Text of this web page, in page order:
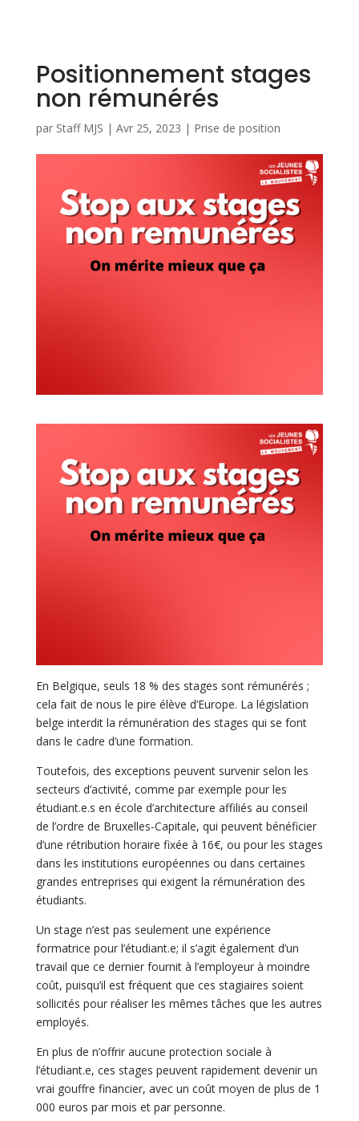
Positionnement stages
non rémunérés
par Staff MJS | Avr 25, 2023 | Prise de position
En Belgique, seuls 18 % des stages sont rémunérés ;
cela fait de nous le pire élève d’Europe. La législation
belge interdit la rémunération des stages qui se font
dans le cadre d’une formation.
Toutefois, des exceptions peuvent survenir selon les
secteurs d’activité, comme par exemple pour les
étudiant.e.s en école d’architecture affiliés au conseil
de l’ordre de Bruxelles-Capitale, qui peuvent bénéficier
d’une rétribution horaire fixée à 16€, ou pour les stages
dans les institutions européennes ou dans certaines
grandes entreprises qui exigent la rémunération des
étudiants.
Un stage n’est pas seulement une expérience
formatrice pour l’étudiant.e; il s’agit également d’un
travail que ce dernier fournit à l’employeur à moindre
coût, puisqu’il est fréquent que ces stagiaires soient
sollicités pour réaliser les mêmes tâches que les autres
employés.
En plus de n’offrir aucune protection sociale à
l’étudiant.e, ces stages peuvent rapidement devenir un
vrai gouffre financier, avec un coût moyen de plus de 1
000 euros par mois et par personne.